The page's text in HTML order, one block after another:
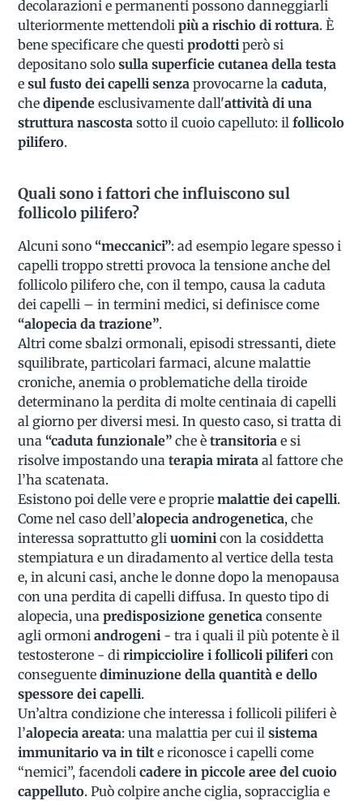
decolarazioni e permanenti possono danneggiarli
ulteriormente mettendolipiù a rischio di rottura. È
bene specificare che questiprodottiperò si
depositano solosulla superficie cutanea della testa
esul fusto dei capelli senza provocarne lacaduta,
chedipendeesclusivamente dall'attività di una
struttura nascosta sotto il cuoio capelluto: ilfollicolo
pilifero.
Quali sono i fattori che influiscono sul
follicolo pilifero?
Alcuni sono“meccanici”: ad esempio legare spesso i
capelli troppo stretti provoca la tensione anche del
follicolo pilifero che, con il tempo, causa la caduta
dei capelli – in termini medici, si definisce come
“alopecia da trazione”.
Altri come sbalzi ormonali, episodi stressanti, diete
squilibrate, particolari farmaci, alcune malattie
croniche, anemia o problematiche della tiroide
determinano la perdita di molte centinaia di capelli
al giorno per diversi mesi. In questo caso, si tratta di
una“caduta funzionale”che ètransitoria e si
risolve impostando unaterapia mirataal fattore che
l’ha scatenata.
Esistono poi delle vere e propriemalattie dei capelli.
Come nel caso dell’alopecia androgenetica, che
interessa soprattutto gliuomini con la cosiddetta
stempiatura e un diradamento al vertice della testa
e, in alcuni casi, anche le donne dopo la menopausa
con una perdita di capelli diffusa. In questo tipo di
alopecia, unapredisposizione genetica consente
agli ormoniandrogeni - tra i quali il più potente è il
testosterone - dirimpicciolire i follicoli piliferi con
conseguentediminuzione della quantità e dello
spessore dei capelli.
Un’altra condizione che interessa i follicoli piliferi è
l’alopecia areata: una malattia per cui ilsistema
immunitario va in tilt e riconosce i capelli come
“nemici”, facendolicadere in piccole aree del cuoio
cappelluto. Può colpire anche ciglia, sopracciglia e